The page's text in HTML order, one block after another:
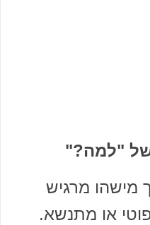
מרגיש
או מתנשא.